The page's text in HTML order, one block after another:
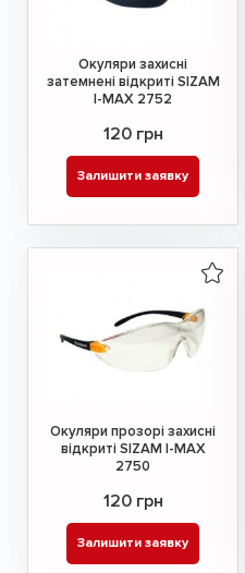
Окуляри захисні
затемнені відкриті SIZAM
I-MAX 2752
120 грн
Залишити заявку
Окуляри прозорі захисні
відкриті SIZAM I-MAX
2750
120 грн
Залишити заявку